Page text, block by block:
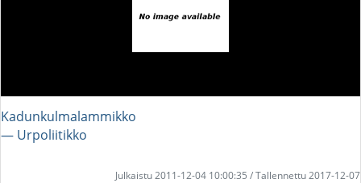
Kadunkulmalammikko
― Urpoliitikko
Julkaistu 2011-12-04 10:00:35 / Tallennettu 2017-12-07